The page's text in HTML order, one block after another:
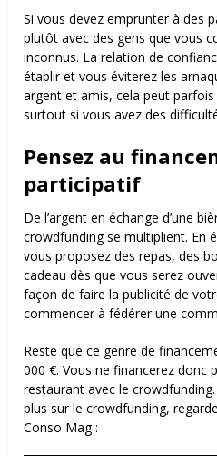
Si vous devez emprunter à des
plutôt avec des gens que vous
inconnus. La relation de
établir et vous éviterez les
argent et amis, cela peut parfois
surtout si vous avez des
Pensez au
participatif
De l’argent en échange d’une
crowdfunding se multiplient. En
vous proposez des repas, des
cadeau dès que vous serez
façon de faire la publicité de
commencer à fédérer une
Reste que ce genre de
000 €. Vous ne financerez donc
restaurant avec le
plus sur le crowdfunding,
Conso Mag :